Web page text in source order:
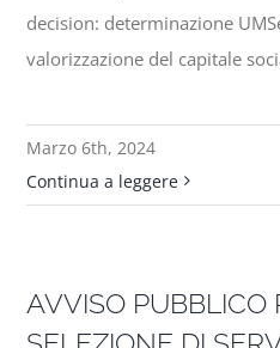
decision: determinazione
valorizzazione del capitale
Marzo 6th, 2024
Continua a leggere
AVVISO PUBBLICO